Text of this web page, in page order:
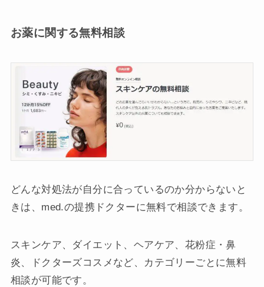
お薬に関する無料相談
どんな対処法が自分に合っているのか分からないと
きは、med.の提携ドクターに無料で相談できます。
スキンケア、ダイエット、ヘアケア、花粉症・鼻
炎、ドクターズコスメなど、カテゴリーごとに無料
相談が可能です。